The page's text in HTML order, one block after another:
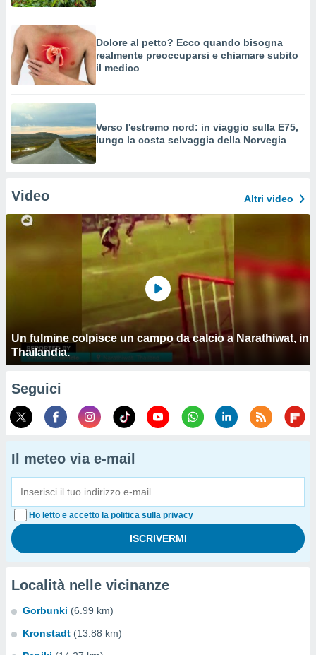
Dolore al petto? Ecco quando bisogna
realmente preoccuparsi e chiamare subito
il medico
Verso l'estremo nord: in viaggio sulla E75,
lungo la costa selvaggia della Norvegia
Video Altri video
Un fulmine colpisce un campo da calcio a Narathiwat, in
Thailandia.
Seguici
Il meteo via e-mail
Ho letto e accetto la politica sulla privacy
Località nelle vicinanze
Gorbunki (6.99 km)
Kronstadt (13.88 km)